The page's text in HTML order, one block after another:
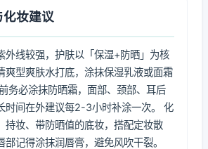
妆建议
外线较强，护肤以「保湿+防晒」为核
爽型爽肤水打底，涂抹保湿乳液或面霜
务必涂抹防晒霜，面部、颈部、耳后
时间在外建议每2-3小时补涂一次。 化
持妆、带防晒值的底妆，搭配定妆散
部记得涂抹润唇膏，避免风吹干裂。